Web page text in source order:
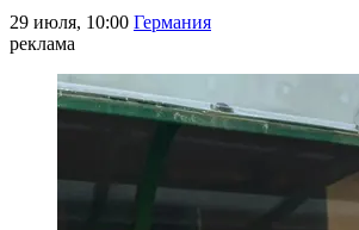
29 июля, 10:00 Германия
реклама